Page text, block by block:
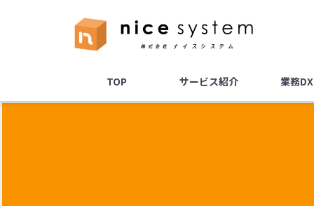
TOP サービス紹介 業務